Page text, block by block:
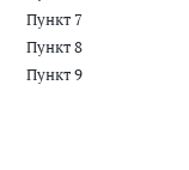
Пункт 7
Пункт 8
Пункт 9